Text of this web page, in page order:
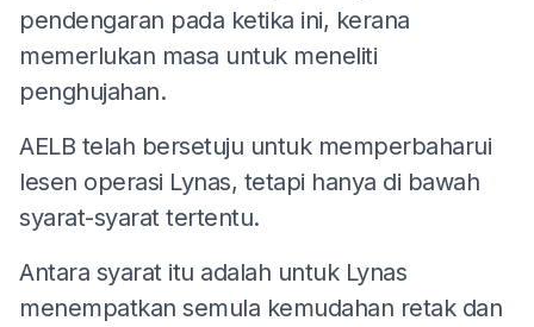
pendengaran pada ketika ini, kerana
memerlukan masa untuk meneliti
penghujahan.
AELB telah bersetuju untuk memperbaharui
lesen operasi Lynas, tetapi hanya di bawah
syarat-syarat tertentu.
Antara syarat itu adalah untuk Lynas
menempatkan semula kemudahan retak dan